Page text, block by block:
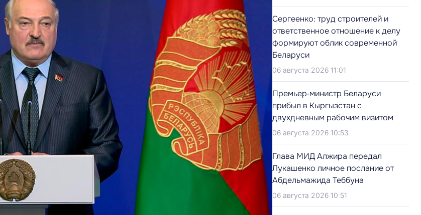
Сергеенко: труд строителей и
ответственное отношение к делу
формируют облик современной
Беларуси
06 августа 2026 11:01
Премьер‑министр Беларуси
прибыл в Кыргызстан с
двухдневным рабочим визитом
06 августа 2026 10:53
Глава МИД Алжира передал
Лукашенко личное послание от
Абдельмажида Теббуна
06 августа 2026 10:51